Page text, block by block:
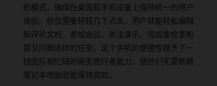
的模式，确保在桌面和手机设备上保持统一的用户
体验。仅仅需要轻轻几下点击，用户就能轻松编辑
和评论文档，参加会议，关注演示，完成像检查和
提交问题这样的任务。这个手机的便捷性赋予了一
线团队和忙碌的商务旅行者能力，使他们无需依赖
笔记本电脑就能保持高效。